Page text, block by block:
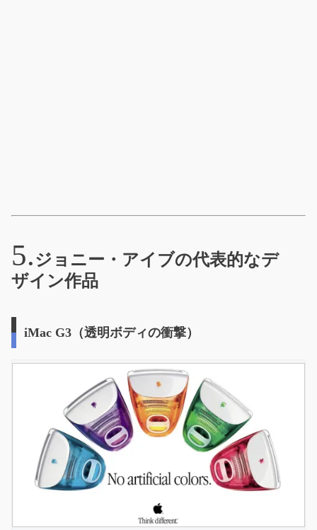
ジョニー・アイブの代表的なデ
ザイン作品
iMac G3（透明ボディの衝撃）